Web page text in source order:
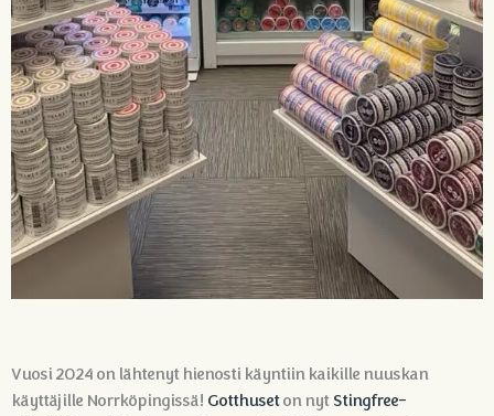
Vuosi 2024 on lähtenyt hienosti käyntiin kaikille nuuskan
käyttäjille Norrköpingissä! Gotthuseton nyt Stingfree-